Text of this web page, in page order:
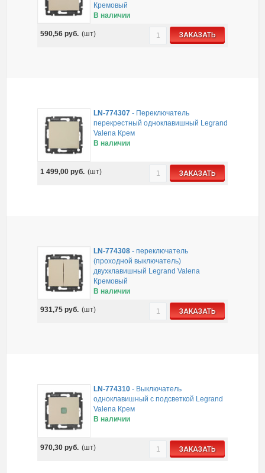
Кремовый
В наличии
590,56 руб. (шт) ЗАКАЗАТЬ
LN-774307- Переключатель
перекрестный одноклавишный Legrand
Valena Крем
В наличии
1 499,00 руб. (шт) ЗАКАЗАТЬ
LN-774308- переключатель
(проходной выключатель)
двухклавишный Legrand Valena
Кремовый
В наличии
931,75 руб. (шт) ЗАКАЗАТЬ
LN-774310- Выключатель
одноклавишный с подсветкой Legrand
Valena Крем
В наличии
970,30 руб. (шт) ЗАКАЗАТЬ